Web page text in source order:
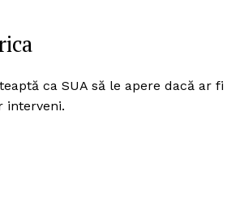
ca SUA să le apere dacă ar fi
interveni.